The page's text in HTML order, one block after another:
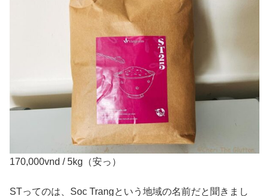
170,000vnd / 5kg（安っ）
STってのは、Soc Trangという地域の名前だと聞きまし